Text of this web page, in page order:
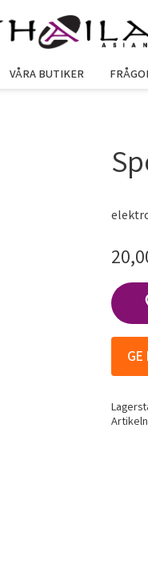
VÅRA BUTIKER